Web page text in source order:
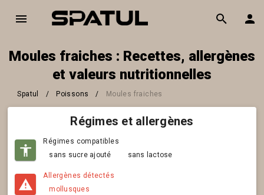
Moules fraiches : Recettes, allergènes
et valeurs nutritionnelles
Spatul / Poissons / Moules fraiches
Régimes et allergènes
Régimes compatibles
sans sucre ajouté
sans lactose
Allergènes détectés
mollusques